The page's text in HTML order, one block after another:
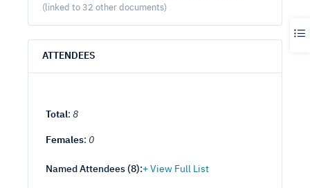
(linked to 32 other documents)
ATTENDEES
Total: 8
Females: 0
Named Attendees (8):